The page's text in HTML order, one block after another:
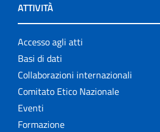
ATTIVITÀ
Accesso agli atti
Basi di dati
Collaborazioni internazionali
Comitato Etico Nazionale
Eventi
Formazione